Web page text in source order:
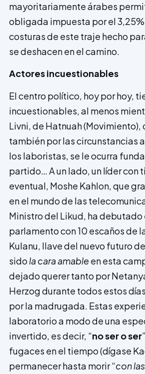
mayoritariamente árabes
obligada impuesta por el
costuras de este traje hecho
se deshacen en el camino.
Actores incuestionables
El centro político, hoy por hoy,
incuestionables, al menos
Livni, de Hatnuah
también por las circunstancias
los laboristas, se le ocurra
partido… A un lado, un líder con
eventual, Moshe Kahlon, que
en el mundo de las
Ministro del Likud, ha debutado
parlamento con 10 escaños de
Kulanu, llave del nuevo futuro
sido la cara amableen esta
dejado querer tanto por
Herzog durante todos estos
por la madrugada. Estas
laboratorio a modo de una
invertido, es decir, “no ser o ser
fugaces en el tiempo (dígase
permanecer hasta morir “con